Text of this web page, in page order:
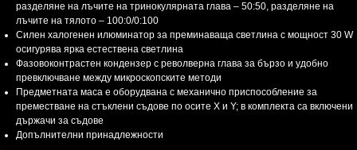
разделяне на лъчите на тринокулярната глава – 50:50, разделяне на
лъчите на тялото – 100:0/0:100
Силен халогенен илюминатор за преминаваща светлина с мощност 30 W
осигурява ярка естествена светлина
Фазовоконтрастен кондензер с револверна глава за бързо и удобно
превключване между микроскопските методи
Предметната маса е оборудвана с механично приспособление за
преместване на стъклени съдове по осите X и Y; в комплекта са включени
държачи за съдове
Допълнителни принадлежности